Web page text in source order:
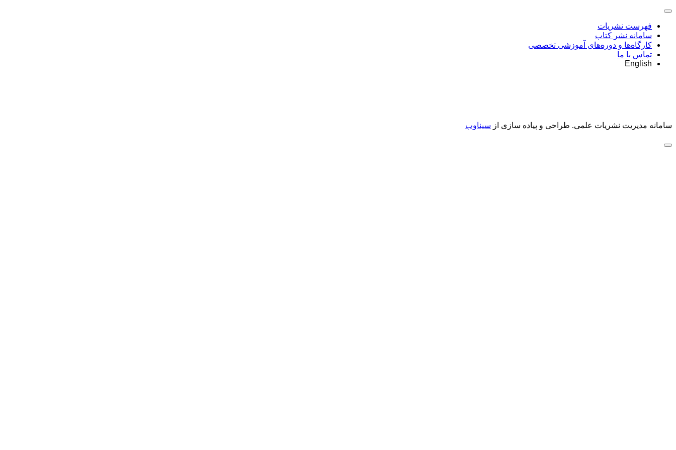
فهرست نشریات
سامانه نشر کتاب
کارگاه‌ها و دوره‌های آموزشی تخصصی
تماس با ما
English
سامانه مدیریت نشریات علمی. طراحی و پیاده سازی از سیناوب